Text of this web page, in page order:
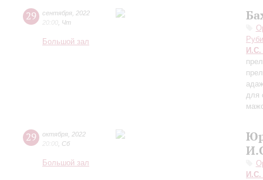
29 сентября 2022
Чт
Большой зал
И.С.
для
29 октября 2022
Сб
Большой зал
И.С.